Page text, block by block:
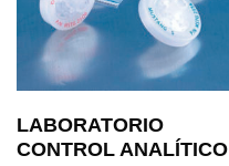
LABORATORIO
CONTROL ANALÍTICO